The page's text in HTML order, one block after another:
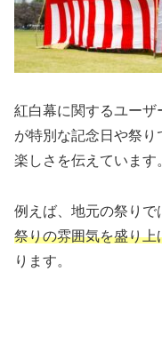
紅白幕に関するユーザ
が特別な記念日や祭
楽しさを伝えています
例えば、地元の祭り
祭りの雰囲気を盛り
ります。